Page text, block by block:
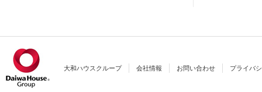
大和ハウスクループ 会社情報 お問い合わせ プライバ